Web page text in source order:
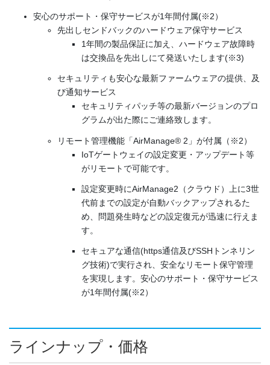
安心のサポート・保守サービスが1年間付属(※2）
先出しセンドバックのハードウェア保守サービス
1年間の製品保証に加え、ハードウェア故障時
は交換品を先出しにて発送いたします(※3)
セキュリティも安心な最新ファームウェアの提供、及
び通知サービス
セキュリティパッチ等の最新バージョンのプロ
グラムが出た際にご連絡致します。
リモート管理機能「AirManage® 2」が付属（※2）
IoTゲートウェイの設定変更・アップデート等
がリモートで可能です。
設定変更時にAirManage2（クラウド）上に3世
代前までの設定が自動バックアップされるた
め、問題発生時などの設定復元が迅速に行えま
す。
セキュアな通信(https通信及びSSHトンネリン
グ技術)で実行され、安全なリモート保守管理
を実現します。安心のサポート・保守サービス
が1年間付属(※2）
ラインナップ・価格